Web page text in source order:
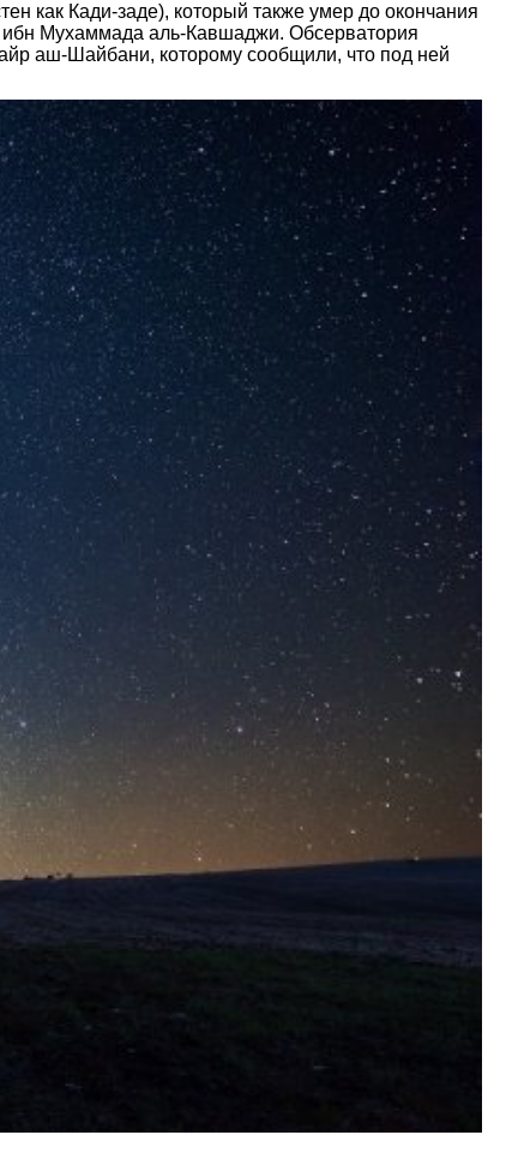
как Кади-заде), который также умер до окончания
Мухаммада аль-Кавшаджи. Обсерватория
аш-Шайбани, которому сообщили, что под ней